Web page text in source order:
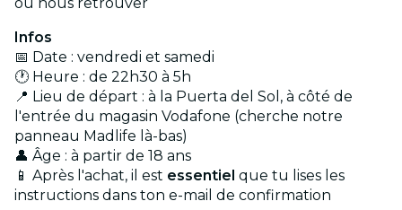
où nous retrouver
Infos
📅 Date : vendredi et samedi
🕐 Heure : de 22h30 à 5h
📍 Lieu de départ : à la Puerta del Sol, à côté de
l'entrée du magasin Vodafone (cherche notre
panneau Madlife là-bas)
👤 Âge : à partir de 18 ans
📱 Après l'achat, il est essentiel que tu lises les
instructions dans ton e-mail de confirmation